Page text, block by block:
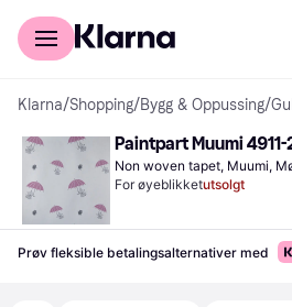
For kunder
Klarna/Shopping/Bygg & Oppussing/
Paintpart Muumi 4911-
Non woven tapet, Muumi,
For øyeblikketutsolgt
Prøv fleksible betalingsalternativer med